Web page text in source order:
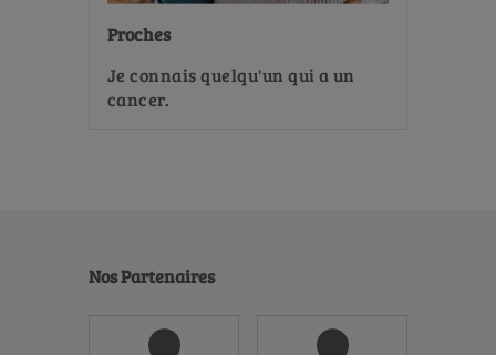
Proches
Je connais quelqu'un qui a un
cancer.
Nos Partenaires